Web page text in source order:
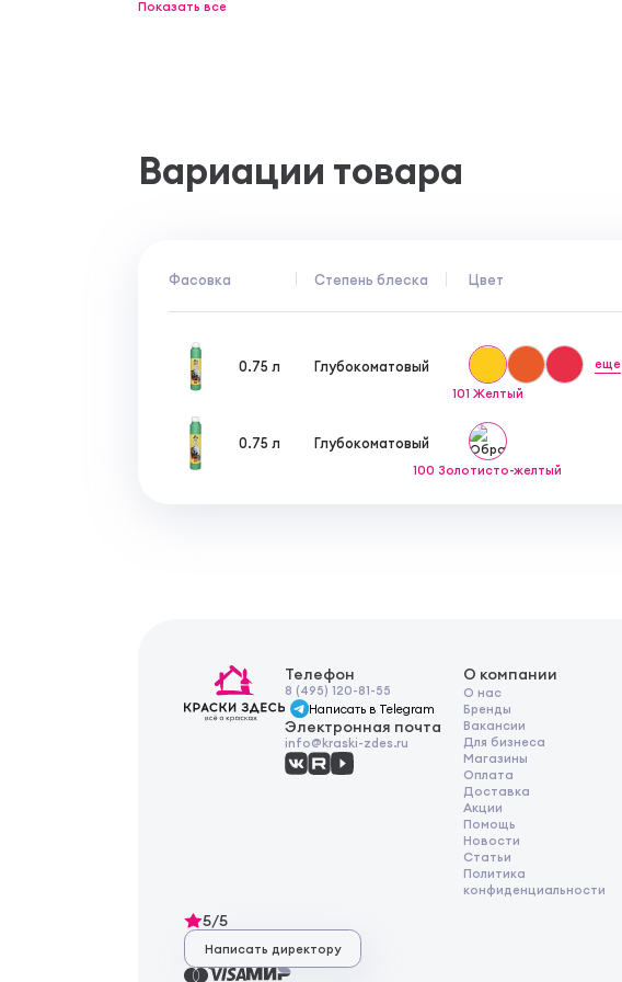
Показать все
Вариации товара
Фасовка Степень блеска Цвет
0.75 л Глубокоматовый
101 Желтый
еще
0.75 л Глубокоматовый
100 Золотисто-желтый
Телефон
8 (495) 120-81-55
Написать в Telegram
Электронная почта
info@kraski-zdes.ru
5/5
Написать директору
О компании
О нас
Бренды
Вакансии
Для бизнеса
Магазины
Оплата
Доставка
Акции
Помощь
Новости
Статьи
Политика
конфиденциальности